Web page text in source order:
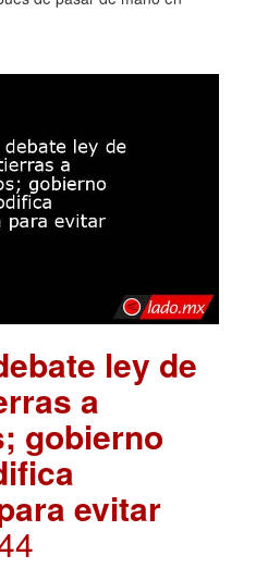
ley de
a
gobierno
evitar